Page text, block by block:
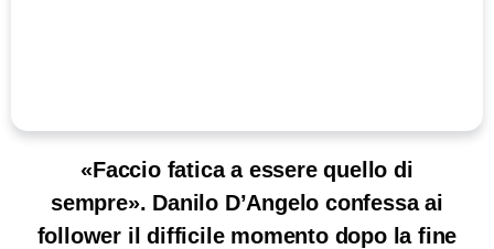
«Faccio fatica a essere quello di
sempre». Danilo D’Angelo confessa ai
follower il difficile momento dopo la fine